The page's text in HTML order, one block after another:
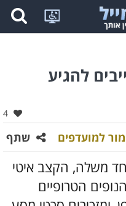
להגיע
4
שתף למועדפים
משלה, הקצב איטי
הטרופיים